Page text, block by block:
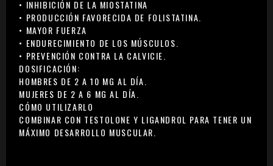
• INHIBICIÓN DE LA MIOSTATINA
• PRODUCCIÓN FAVORECIDA DE FOLISTATINA.
• MAYOR FUERZA
• ENDURECIMIENTO DE LOS MÚSCULOS.
• PREVENCIÓN CONTRA LA CALVICIE.
DOSIFICACIÓN:
HOMBRES DE 2 A 10 MG AL DÍA.
MUJERES DE 2 A 6 MG AL DÍA.
CÓMO UTILIZARLO
COMBINAR CON TESTOLONE Y LIGANDROL PARA TENER UN
MÁXIMO DESARROLLO MUSCULAR.